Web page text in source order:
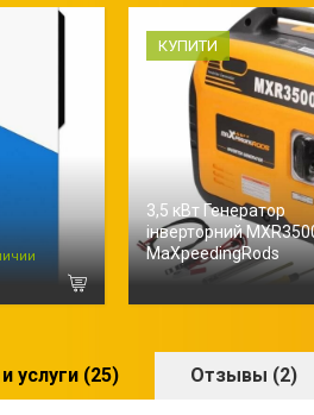
КУПИТИ
3,5 кВт Генератор
інверторний
MaXpeedingRods
услуги (25) Отзывы (2)